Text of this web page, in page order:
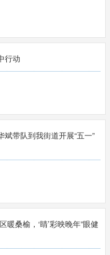
行动
带队到我街道开展“五一”
暖桑榆，‘睛’彩映晚年”眼健